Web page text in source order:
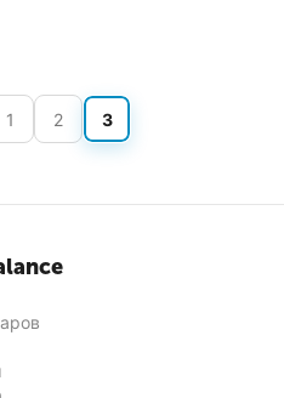
1 2 3